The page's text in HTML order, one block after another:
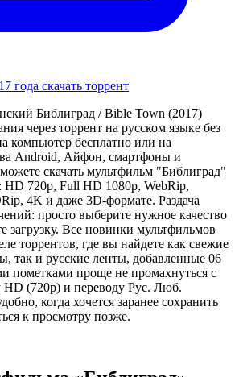
года скачать торрент
Библиград / Bible Town (2017)
через торрент на русском языке без
компьютер бесплатно или на
Android, Айфон, смартфоны и
скачать мультфильм "Библиград"
HD 720p, Full HD 1080p, WebRip,
4K и даже 3D-формате. Раздача
просто выберите нужное качество
загрузку. Все новинки мультфильмов
торрентов, где вы найдете как свежие
так и русские ленты, добавленные 06
пометками проще не промахнуться с
HD (720p) и переводу Рус. Люб.
когда хочется заранее сохранить
к просмотру позже.